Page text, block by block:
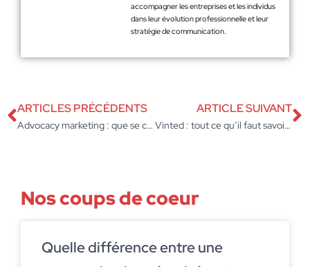
accompagner les entreprises et les individus
dans leur évolution professionnelle et leur
stratégie de communication.
ARTICLES PRÉCÉDENTS
Advocacy marketing : que se cache-t-il derrière ce terme ?
ARTICLE SUIVANT
Vinted : tout ce qu’il faut savoir sur ce phénomène mondial
Nos coups de coeur
Quelle différence entre une